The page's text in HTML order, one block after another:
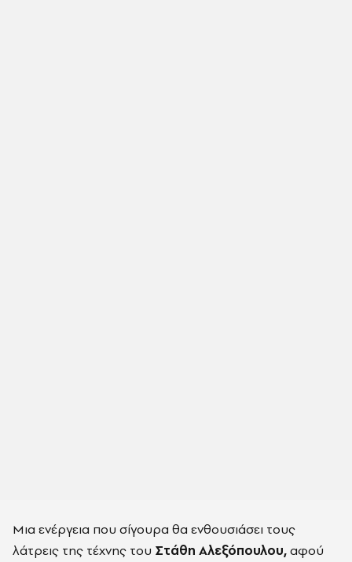
Μια ενέργεια που σίγουρα θα ενθουσιάσει τους
λάτρεις της τέχνης του Στάθη Αλεξόπουλου,αφού